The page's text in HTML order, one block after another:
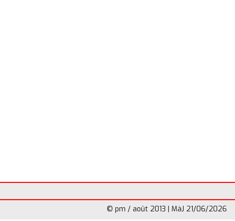
© pm / août 2013 | MàJ 21/06/2026